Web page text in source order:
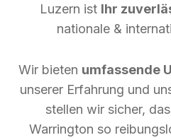
Luzern ist Ihr
nationale &
Wir bieten umfassende
unserer Erfahrung und
stellen wir sicher,
Warrington so